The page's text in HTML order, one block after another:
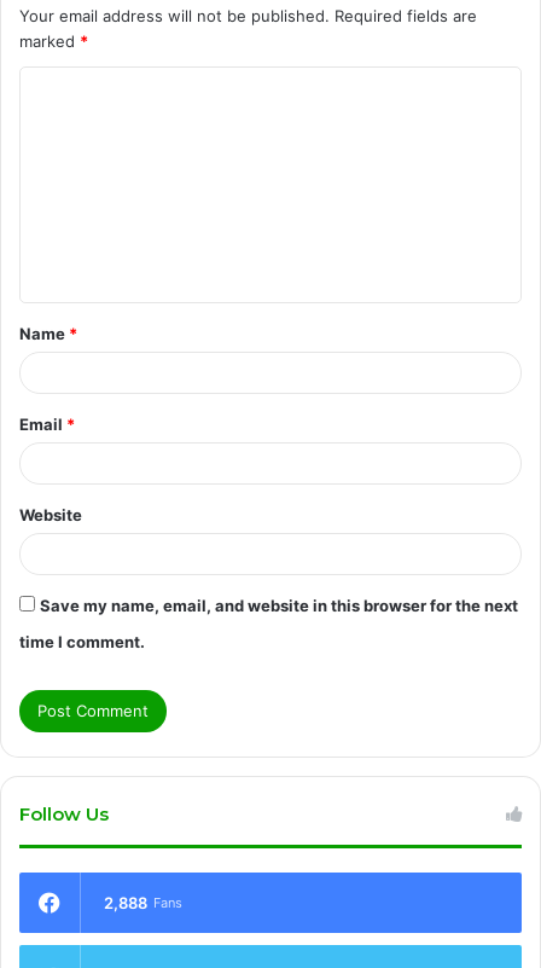
Your email address will not be published. Required fields are
marked *
t
*
Name *
Email *
Website
Save my name, email, and website in this browser for the next
time I comment.
Follow Us
2,888 Fans